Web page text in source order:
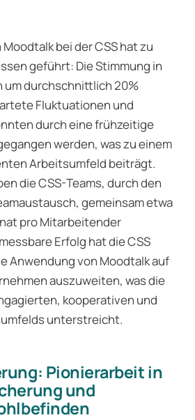
bei der CSS hat zu
geführt: Die Stimmung in
um durchschnittlich 20%
Fluktuationen und
durch eine frühzeitige
werden, was zu einem
Arbeitsumfeld beiträgt.
die CSS-Teams, durch den
gemeinsam etwa
pro Mitarbeitender
Erfolg hat die CSS
Anwendung von Moodtalk auf
auszuweiten, was die
kooperativen und
unterstreicht.
Pionierarbeit in
und